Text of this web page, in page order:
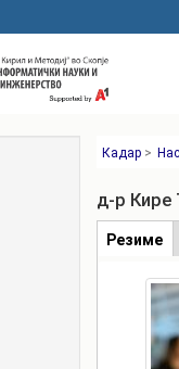
Кадар >
д-р Кире
Табови
Резиме